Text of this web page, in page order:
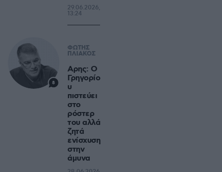
29.06.2026,
13:24
8
ΦΩΤΗΣ
ΠΛΙΑΚΟΣ
Αρης: Ο
Γρηγορίο
υ
πιστεύει
στο
ρόστερ
του αλλά
ζητά
ενίσχυση
στην
άμυνα